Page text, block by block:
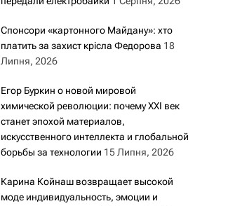
Спонсори «картонного Майдану»: хто
платить за захист крісла Федорова 18
Липня, 2026
Егор Буркин о новой мировой
химической революции: почему XXI век
станет эпохой материалов,
искусственного интеллекта и глобальной
борьбы за технологии 15 Липня, 2026
Карина Койнаш возвращает высокой
моде индивидуальность, эмоции и